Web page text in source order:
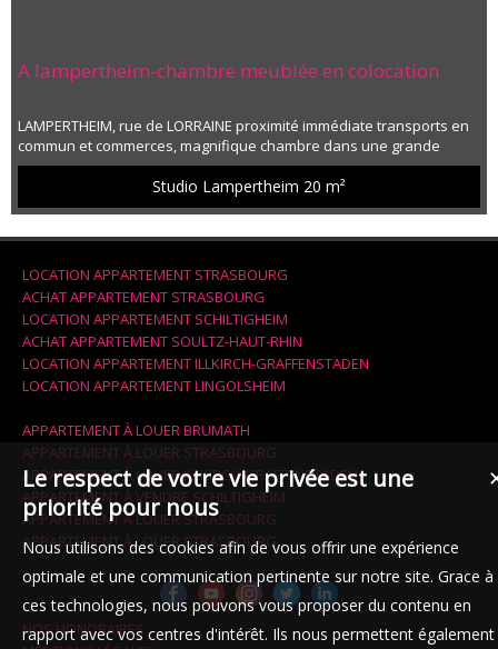
A lampertheim-chambre meublée en colocation
LAMPERTHEIM, rue de LORRAINE proximité immédiate transports en
commun et commerces, magnifique chambre dans une grande
maison en colocation . Chambre entièrement meublée (lit, bureau,
dressing) de 19m². La chambre dispose d'un accès à un très bel
espace de vie commun de plus de 50m² avec cuisine entièrement
machine ...
Studio Lampertheim 20 m²
LOCATION APPARTEMENT STRASBOURG
ACHAT APPARTEMENT STRASBOURG
LOCATION APPARTEMENT SCHILTIGHEIM
ACHAT APPARTEMENT SOULTZ-HAUT-RHIN
LOCATION APPARTEMENT ILLKIRCH-GRAFFENSTADEN
LOCATION APPARTEMENT LINGOLSHEIM
APPARTEMENT À LOUER BRUMATH
APPARTEMENT À LOUER STRASBOURG
APPARTEMENT À LOUER ILLKIRCH-GRAFFENSTADEN
APPARTEMENT À VENDRE SCHILTIGHEIM
APPARTEMENT À LOUER STRASBOURG
APPARTEMENT À LOUER STRASBOURG
NOS HONORAIRES
Le respect de votre vie privée est une
priorité pour nous
Nous utilisons des cookies afin de vous offrir une expérience
optimale et une communication pertinente sur notre site. Grace à
ces technologies, nous pouvons vous proposer du contenu en
rapport avec vos centres d'intérêt. Ils nous permettent également